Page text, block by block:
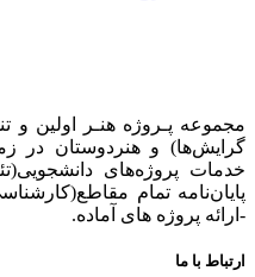
مجموعه پـروژه‌ هنـر اولین و
گرایش‌ها) و هنردوستان در
خدمات پروژه‌های‌
پایان‌نامه تمام
-ارائه پروژه های آماده.
ارتباط با ما